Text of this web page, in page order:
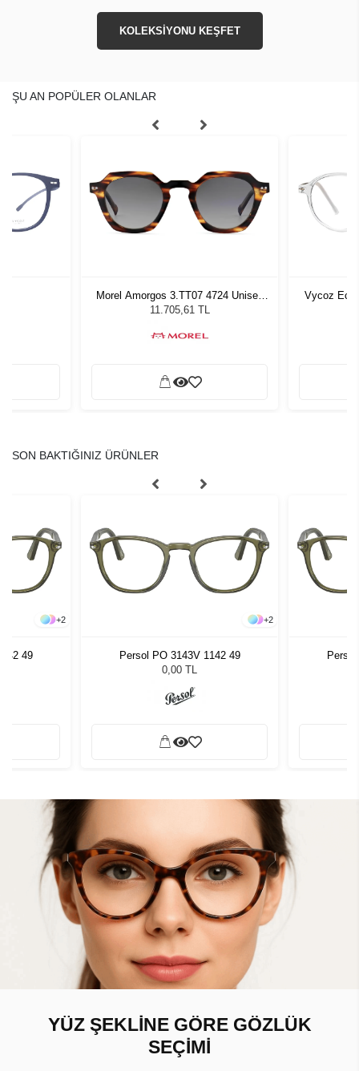
KOLEKSİYONU KEŞFET
ŞU AN POPÜLER OLANLAR
Morel Amorgos 3.TT07 4724 Unisex
Güneş Gözlüğü
11.705,61 TL
Vycoz
SON BAKTIĞINIZ ÜRÜNLER
+2
49
+2
Persol PO 3143V 1142 49
0,00 TL
YÜZ ŞEKLİNE GÖRE GÖZLÜK
SEÇİMİ